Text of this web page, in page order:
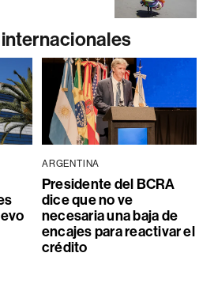
ARGENTINA
Presidente del BCRA
dice que no ve
necesaria una baja de
encajes para reactivar el
crédito